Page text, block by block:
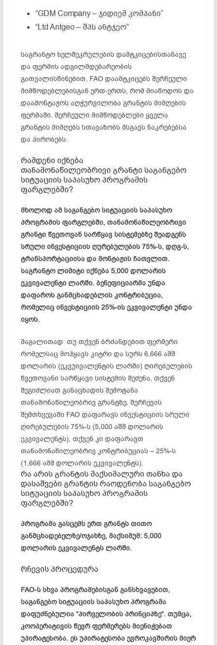
“GDM Company – ჯიდიემ კომპანი”
“Ltd Antgeo – შპს ანტჯეო“
საგრანტო ხელშეკრულების დამტკიცებისთანავე
და ფერმის ადგილმდებარეობის
გათვალისწინებით, FAO დაამტკიცებს შერჩეული
მიმწოდებლებისგან ერთ-ერთს, რომ მიაწოდოს და
დაამონტაჟოს აღჭურვილობა გრანტის მიმღების
ფერმაში. შერჩეული მიმწოდებლები ყველა
გრანტის მიმღებს სთავაზობს მსგავს ნაკრებებსა
და პირობებს.
რამდენი იქნება
თანამონაწილეობრივი გრანტი საგანგებო
სიტუაციის საპასუხო პროგრამის
ფარგლებში?
მხოლოდ ამ საგანგებო სიტუაციის საპასუხო
პროგრამის ფარგლებში, თანამონაწილეობრივი
გრანტი წვეთოვან სარწყავ სისტემებზე შეადგენს
სრული ინვესტიციის ღურებულების 75%-ს, დღგ-ს,
ტრანსპორტაციისა და მონტაჟის ჩათვლით.
საგრანტო ლიმიტი იქნება 5,000 დოლარის
ეკვივალენტი ლარში. ბენეფიციარმა უნდა
დაფაროს განმცხადებლის კონტრიბუცია,
რომელიც ინვესტიციის 25%-ის ეკვივალენტი უნდა
იყოს.
მაგალითად: თუ თქვენ ბრძანდებით ფერმერი
რომელსაც მოჰყავს კიტრი და სურს 6,666 აშშ
დოლარის (ეკვუივალენტის ლარში) ღირებულების
წვეთოვანი სარწყავი სისტემის შეძენა, თქვენ
შეგიძლიათ განაცხადის შემოტანა
თანამონაწილეობრივ გრანტზე. შერჩევის
შემთხვევაში FAO დაფარავს ინვესტიციის სრული
ღირებულების 75%-ს (5,000 აშშ დოლარის
ეკვივალენტს), თქვენ კი დაფარავთ
თანამონაწილეობრივ კონტრიბუციას – 25%-ს
(1,666 აშშ დოლარის ეკვივალენტს).
რა არის გრანტის მაქსიმალური თანხა და
დასაშვები გრანტის რაოდენობა საგანგებო
სიტუაციის საპასუხო პროგრამის
ფარგლებში?
პროგრამა გასცემს ერთ გრანტს თითო
განმცხადებელზე/ოჯახზე, მაქსიმუმ: 5,000
დოლარის ეკვივალენტს ლარში.
რჩევის პროცედურა
FAO-ს სხვა პროგრამებისგან განსხვავებით,
საგანგებო სიტუაციის საპასუხო პროგრამა
დაფუძნებულია “პირველობის პრინციპზე“. თუმცა,
კოოპერატივის წევრ ფერმერებს მიენიჭებათ
უპირატესობა. ეს უპირატესობა ევროკავშირის მიერ